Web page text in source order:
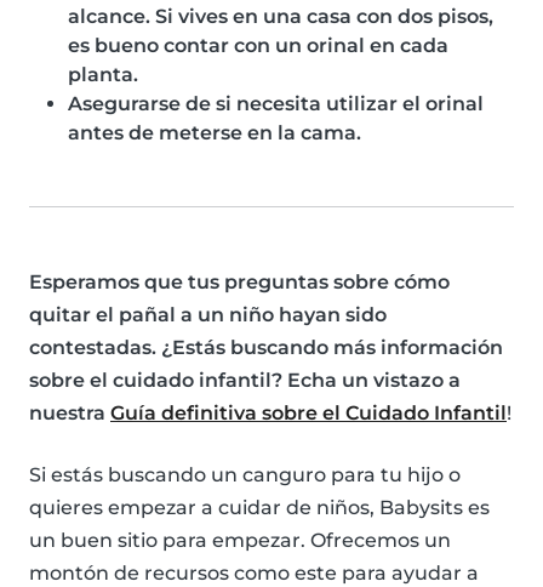
alcance. Si vives en una casa con dos pisos,
es bueno contar con un orinal en cada
planta.
Asegurarse de si necesita utilizar el orinal
antes de meterse en la cama.
Esperamos que tus preguntas sobre cómo
quitar el pañal a un niño hayan sido
contestadas. ¿Estás buscando más información
sobre el cuidado infantil? Echa un vistazo a
nuestra Guía definitiva sobre el Cuidado Infantil!
Si estás buscando un canguro para tu hijo o
quieres empezar a cuidar de niños, Babysits es
un buen sitio para empezar. Ofrecemos un
montón de recursos como este para ayudar a